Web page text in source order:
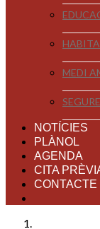
MEDI
NOTÍCIES
PLÀNOL
AGENDA
CITA
CONTACTE